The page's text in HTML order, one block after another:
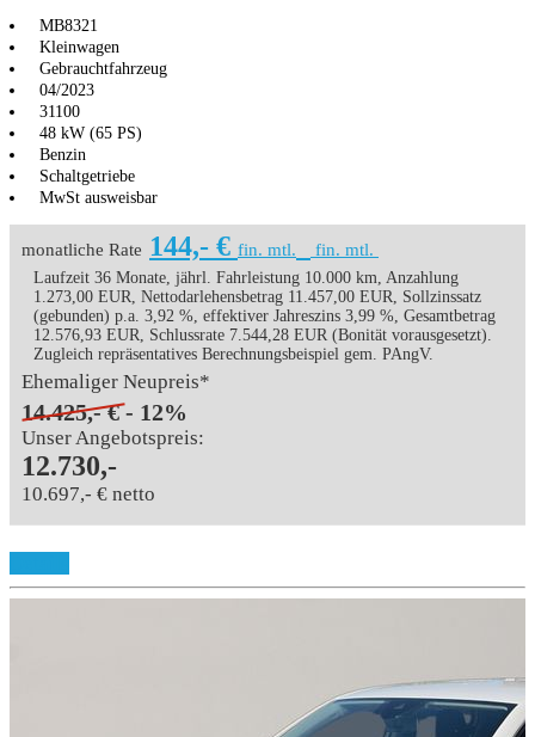
MB8321
Kleinwagen
Gebrauchtfahrzeug
04/2023
31100
48 kW (65 PS)
Benzin
Schaltgetriebe
MwSt ausweisbar
monatliche Rate 144,- € fin. mtl. fin. mtl.
Laufzeit 36 Monate, jährl. Fahrleistung 10.000 km, Anzahlung
1.273,00 EUR, Nettodarlehensbetrag 11.457,00 EUR, Sollzinssatz
(gebunden) p.a. 3,92 %, effektiver Jahreszins 3,99 %, Gesamtbetrag
12.576,93 EUR, Schlussrate 7.544,28 EUR (Bonität vorausgesetzt).
Zugleich repräsentatives Berechnungsbeispiel gem. PAngV.
Ehemaliger Neupreis*
14.425,- € - 12%
Unser Angebotspreis:
12.730,-
10.697,- € netto